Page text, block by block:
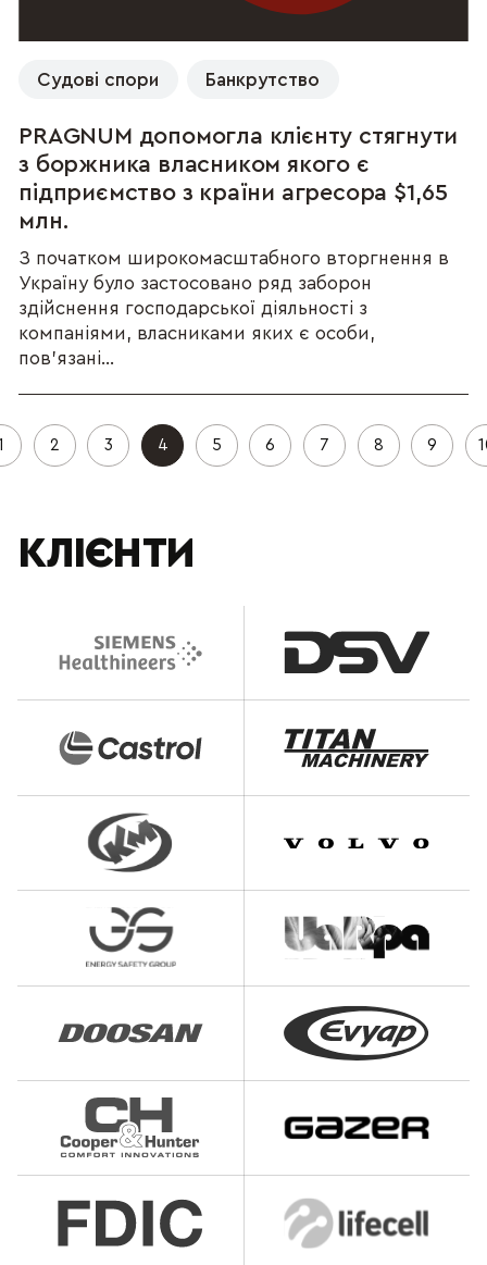
Судові спори Банкрутство
PRAGNUM допомогла клієнту стягнути
з боржника власником якого є
підприємство з країни агресора $1,65
млн.
З початком широкомасштабного вторгнення в
Україну було застосовано ряд заборон
здійснення господарської діяльності з
компаніями, власниками яких є особи,
пов’язані...
2 3 4 5 6 7 8 9
КЛІЄНТИ